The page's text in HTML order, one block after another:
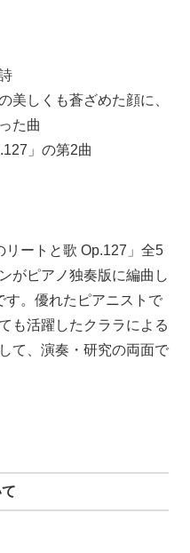
美しくも蒼ざめた顔に、
た曲
」の第2曲
リートと歌 Op.127」全5
がピアノ独奏版に編曲し
す。優れたピアニストで
も活躍したクララによる
て、演奏・研究の両面で